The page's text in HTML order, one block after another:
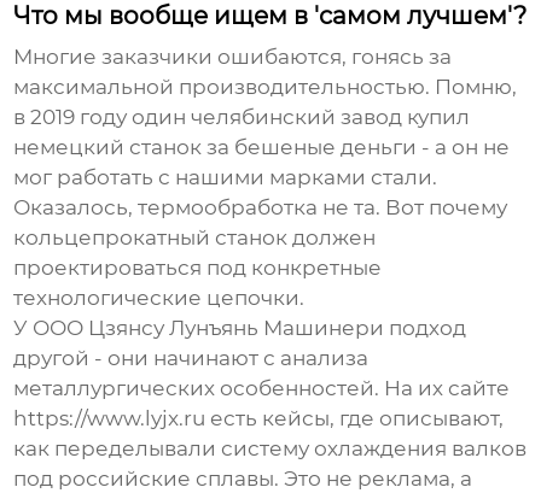
Что мы вообще ищем в 'самом лучшем'?
Многие заказчики ошибаются, гонясь за
максимальной производительностью. Помню,
в 2019 году один челябинский завод купил
немецкий станок за бешеные деньги - а он не
мог работать с нашими марками стали.
Оказалось, термообработка не та. Вот почему
кольцепрокатный станок должен
проектироваться под конкретные
технологические цепочки.
У ООО Цзянсу Лунъянь Машинери подход
другой - они начинают с анализа
металлургических особенностей. На их сайте
https://www.lyjx.ru есть кейсы, где описывают,
как переделывали систему охлаждения валков
под российские сплавы. Это не реклама, а